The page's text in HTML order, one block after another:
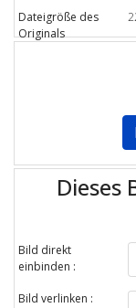
Dateigröße des
Originals
Dieses
Bild direkt
einbinden :
Bild verlinken :